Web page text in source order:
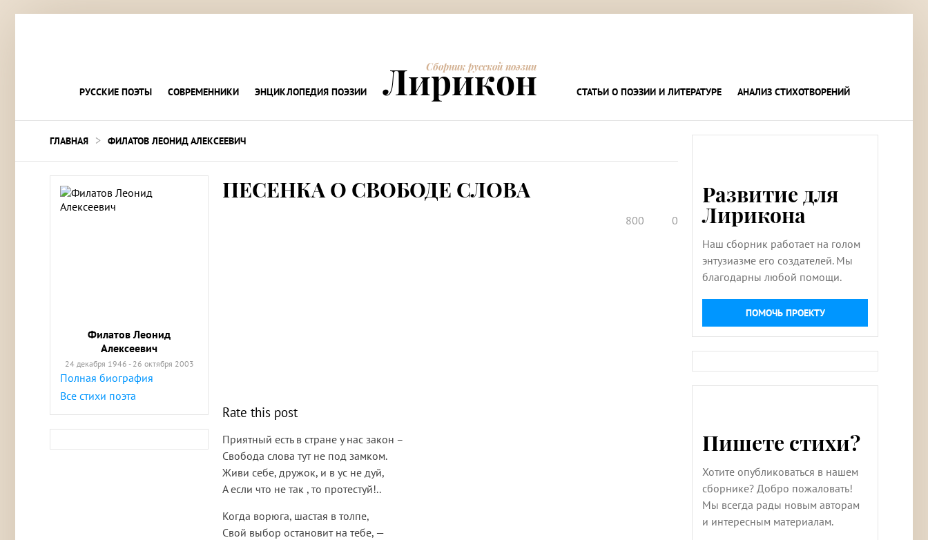
РУССКИЕ ПОЭТЫ СОВРЕМЕННИКИ ЭНЦИКЛОПЕДИЯ ПОЭЗИИ
Сборник русской поэзии
Лирикон СТАТЬИ О ПОЭЗИИ И ЛИТЕРАТУРЕ АНАЛИЗ СТИХОТВОРЕНИЙ
ГЛАВНАЯ > ФИЛАТОВ ЛЕОНИД АЛЕКСЕЕВИЧ
Филатов Леонид
Алексеевич
24 декабря 1946 - 26 октября 2003
Полная биография
Все стихи поэта
ПЕСЕНКА О СВОБОДЕ СЛОВА
800 0
Rate this post
Приятный есть в стране у нас закон –
Свобода слова тут не под замком.
Живи себе, дружок, и в ус не дуй,
А если что не так , то протестуй!..
Когда ворюга, шастая в толпе,
Свой выбор остановит на тебе, —
Развитие для
Лирикона
Наш сборник работает на голом
энтузиазме его создателей. Мы
благодарны любой помощи.
ПОМОЧЬ ПРОЕКТУ
Пишете стихи?
Хотите опубликоваться в нашем
сборнике? Добро пожаловать!
Мы всегда рады новым авторам
и интересным материалам.